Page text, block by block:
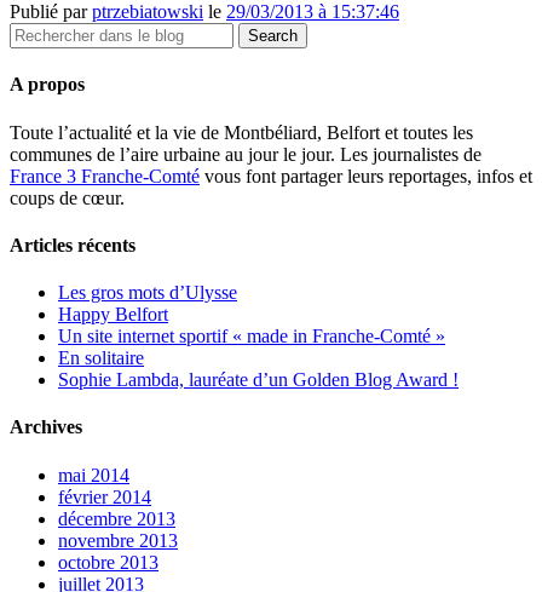
Publié parptrzebiatowski le 29/03/2013 à 15:37:46
A propos
Toute l’actualité et la vie de Montbéliard, Belfort et toutes les
communes de l’aire urbaine au jour le jour. Les journalistes de
France 3 Franche-Comté vous font partager leurs reportages, infos et
coups de cœur.
Articles récents
Les gros mots d’Ulysse
Happy Belfort
Un site internet sportif « made in Franche-Comté »
En solitaire
Sophie Lambda, lauréate d’un Golden Blog Award !
Archives
mai 2014
février 2014
décembre 2013
novembre 2013
octobre 2013
juillet 2013